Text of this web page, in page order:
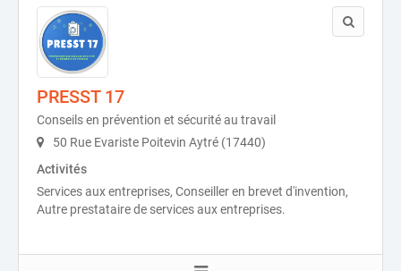
PRESST 17
Conseils en prévention et sécurité au travail
50 Rue Evariste Poitevin Aytré (17440)
Activités
Services aux entreprises, Conseiller en brevet d'invention,
Autre prestataire de services aux entreprises.